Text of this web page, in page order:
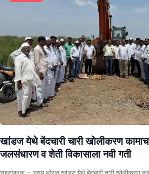
खांडज येथे बेंदचारी चारी खोलीकरण
जलसंधारण व शेती विकासाला नवी गती